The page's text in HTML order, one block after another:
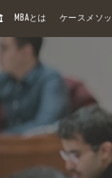
H
MBAとは ケースメソ